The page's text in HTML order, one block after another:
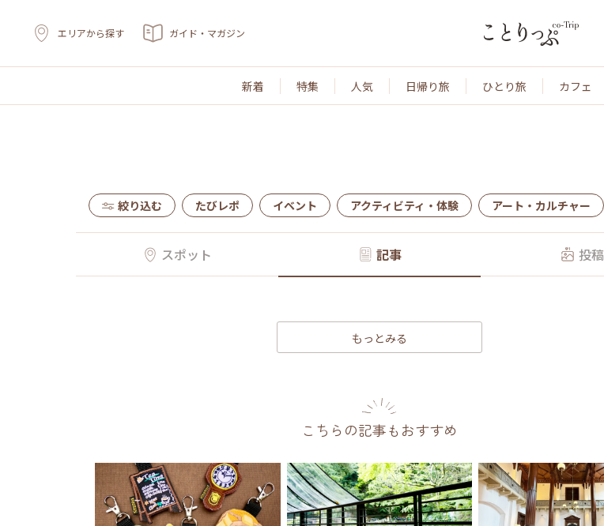
エリアから探す ガイド・マガジン
新着 特集 人気 日帰り旅 ひとり旅 カフェ
絞り込む たびレポ イベント アクティビティ・体験 アート・カルチャー
スポット 記事 投稿
もっとみる
こちらの記事もおすすめ